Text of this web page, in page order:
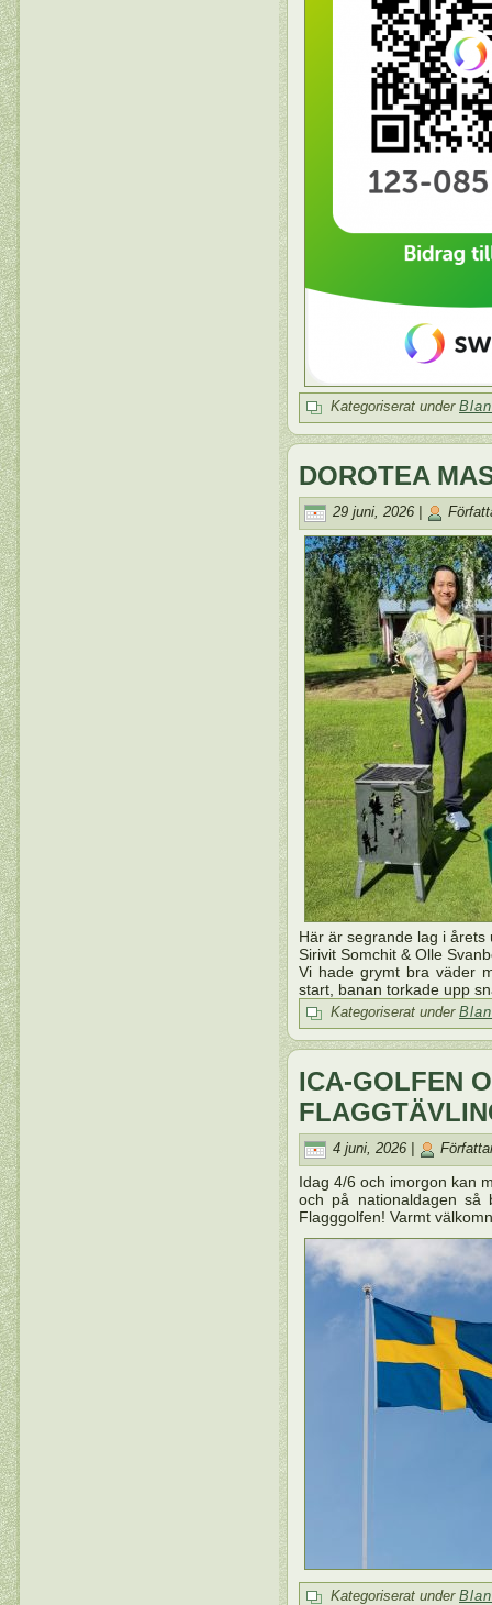
Kategoriserat under
DOROTEA
29 juni, 2026 |
Här är segrande lag i
Sirivit Somchit & Olle
Vi hade grymt bra väder
start, banan torkade upp
Kategoriserat under
ICA-GOLFEN
4 juni, 2026 |
Idag 4/6 och imorgon kan
och på nationaldagen så
Flagggolfen! Varmt
Kategoriserat under